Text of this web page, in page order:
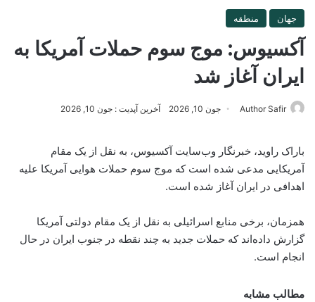
جهان منطقه
آکسیوس: موج سوم حملات آمریکا به
ایران آغاز شد
Author Safir جون 10, 2026 آخرین آپدیت : جون 10, 2026
باراک راوید، خبرنگار وب‌سایت آکسیوس، به نقل از یک مقام
آمریکایی مدعی شده است که موج سوم حملات هوایی آمریکا علیه
اهدافی در ایران آغاز شده است.
همزمان، برخی منابع اسرائیلی به نقل از یک مقام دولتی آمریکا
گزارش داده‌اند که حملات جدید به چند نقطه در جنوب ایران در حال
انجام است.
مطالب مشابه